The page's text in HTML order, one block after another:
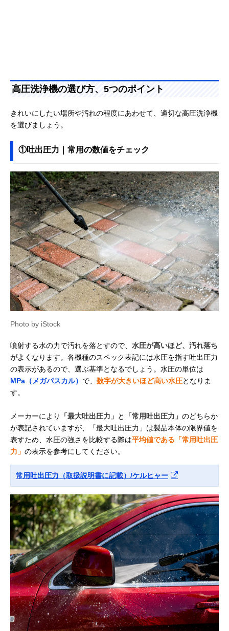
高圧洗浄機の選び方、5つのポイント
きれいにしたい場所や汚れの程度にあわせて、適切な高圧洗浄機
を選びましょう。
①吐出圧力｜常用の数値をチェック
Photo by iStock
噴射する水の力で汚れを落とすので、 水圧が高いほど、汚れ落ち
がよく なります。各機種のスペック表記には水圧を指す吐出圧力
の表示があるので、選ぶ基準となるでしょう。水圧の単位は
MPa（メガパスカル） で、 数字が大きいほど高い水圧となりま
す。
メーカーにより 「最大吐出圧力」 と 「常用吐出圧力」 のどちらか
が表記されていますが、「最大吐出圧力」は製品本体の限界値を
表すため、水圧の強さを比較する際は平均値である「常用吐出圧
力」 の表示を参考にしてください。
常用吐出圧力（取扱説明書に記載）/ケルヒャー